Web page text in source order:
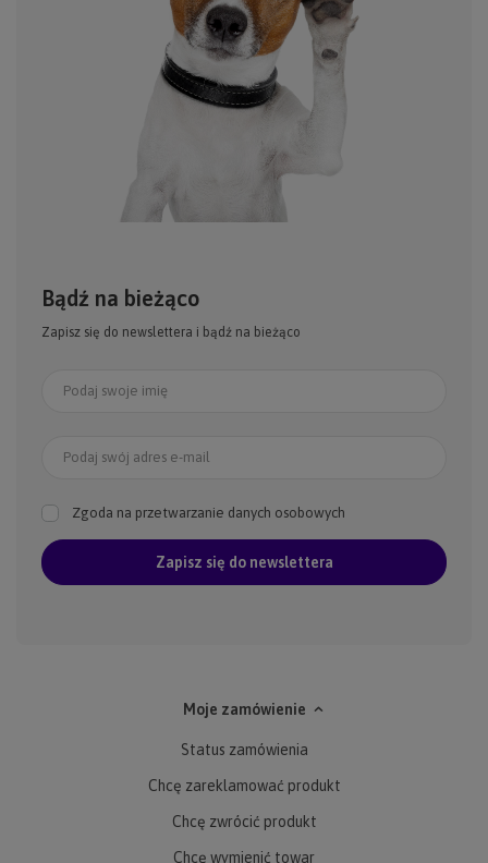
Bądź na bieżąco
Zapisz się do newslettera i bądź na bieżąco
Podaj swoje imię
Podaj swój adres e-mail
Zgoda na przetwarzanie danych osobowych
Zapisz się do newslettera
Moje zamówienie
Status zamówienia
Chcę zareklamować produkt
Chcę zwrócić produkt
Chcę wymienić towar